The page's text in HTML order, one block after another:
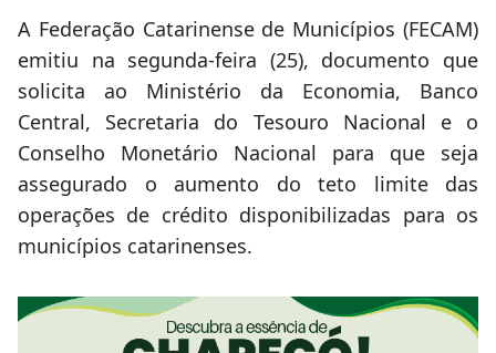
A Federação Catarinense de Municípios (FECAM)
emitiu na segunda-feira (25), documento que
solicita ao Ministério da Economia, Banco
Central, Secretaria do Tesouro Nacional e o
Conselho Monetário Nacional para que seja
assegurado o aumento do teto limite das
operações de crédito disponibilizadas para os
municípios catarinenses.